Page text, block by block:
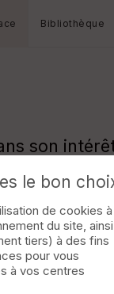
Bibliothèque
son
parcouru à
et installé
tout petit
le bon
de cookies à
du site, ainsi
tiers) à des fins
pour vous
à vos centres